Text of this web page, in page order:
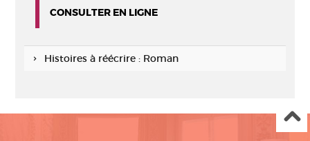
CONSULTER EN LIGNE
Histoires à réécrire : Roman